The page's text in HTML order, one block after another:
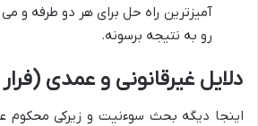
آمیزترین راه حل برای هر دو طرفه و
رو به نتیجه برسونه.
دلایل غیرقانونی و عمدی
اینجا دیگه بحث سوءنیت و زیرکی محکوم